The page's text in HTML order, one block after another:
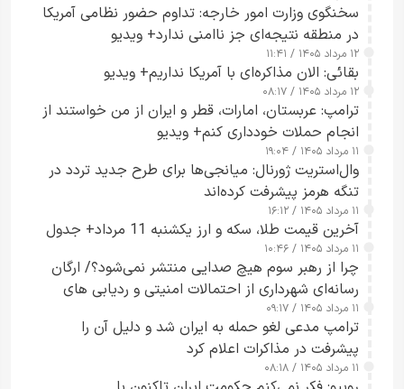
سخنگوی وزارت امور خارجه: تداوم حضور نظامی آمریکا
در منطقه نتیجه‌ای جز ناامنی ندارد+ ویدیو
۱۲ مرداد ۱۴۰۵ / ۱۱:۴۱
بقائی: الان مذاکره‌ای با آمریکا نداریم+ ویدیو
۱۲ مرداد ۱۴۰۵ / ۰۸:۱۷
ترامپ: عربستان، امارات، قطر و ایران از من خواستند از
انجام حملات خودداری کنم+ ویدیو
۱۱ مرداد ۱۴۰۵ / ۱۹:۰۴
وال‌استریت ژورنال: میانجی‌ها برای طرح جدید تردد در
تنگه هرمز پیشرفت کرده‌اند
۱۱ مرداد ۱۴۰۵ / ۱۶:۱۲
آخرین قیمت طلا، سکه و ارز یکشنبه 11 مرداد+ جدول
۱۱ مرداد ۱۴۰۵ / ۱۰:۴۶
چرا از رهبر سوم هیچ صدایی منتشر نمی‌شود؟/ ارگان
رسانه‌ای شهرداری از احتمالات امنیتی و ردیابی های
جاسوسی گفت
۱۱ مرداد ۱۴۰۵ / ۰۹:۱۷
ترامپ مدعی لغو حمله به ایران شد و دلیل آن را
پیشرفت در مذاکرات اعلام کرد
۱۱ مرداد ۱۴۰۵ / ۰۸:۱۸